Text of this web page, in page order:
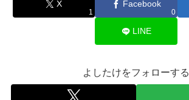
X
1
Facebook
0
LINE
よしたけをフォローする